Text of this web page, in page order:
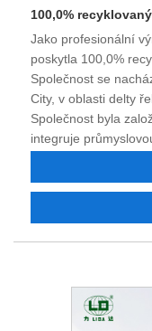
100,0%
Jako profesionální
poskytla 100,0%
Společnost se
City, v oblasti delty
Společnost byla
integruje
jemného denieru,
si objednat
technickou sílu,
zařízení, stabilní